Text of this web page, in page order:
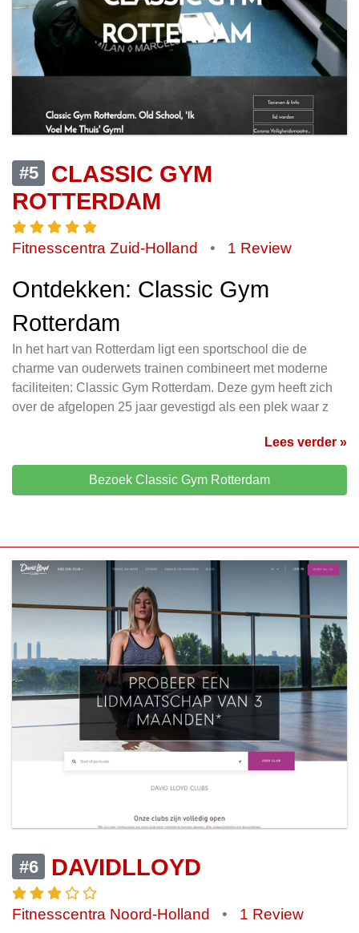
#5
CLASSIC GYM
ROTTERDAM
Fitnesscentra Zuid-Holland • 1 Review
Ontdekken: Classic Gym
Rotterdam
In het hart van Rotterdam ligt een sportschool die de
charme van ouderwets trainen combineert met moderne
faciliteiten: Classic Gym Rotterdam. Deze gym heeft zich
over de afgelopen 25 jaar gevestigd als een plek waar z
Lees verder »
Bezoek Classic Gym Rotterdam
#6 DAVIDLLOYD
Fitnesscentra Noord-Holland • 1 Review